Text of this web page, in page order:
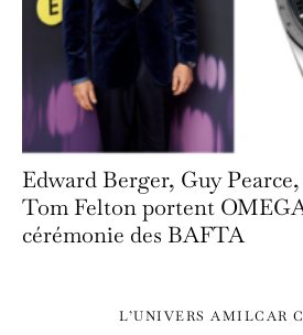
Edward Berger, Guy
Tom Felton portent
cérémonie des BAFTA
L’UNIVERS AMILCAR